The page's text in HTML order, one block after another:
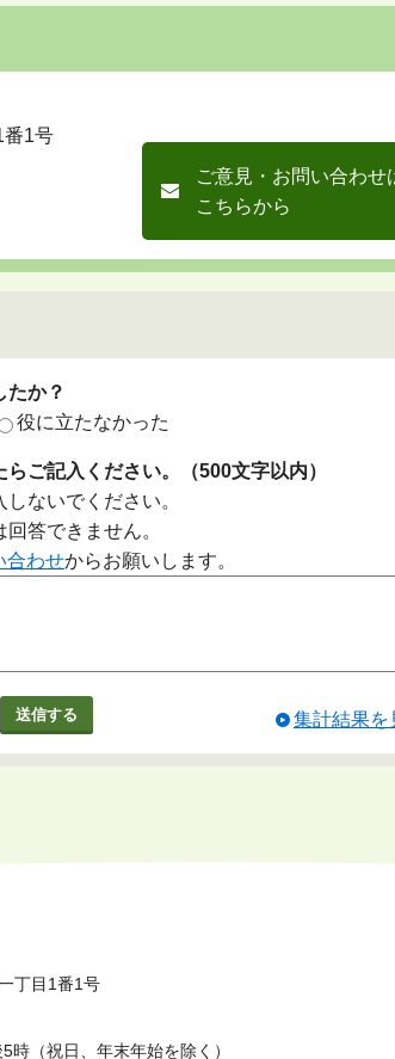
1号
ご意見・お問い合わせ
こちらから
たか？
役に立たなかった
ご記入ください。（500文字以内）
ないでください。
答できません。
合わせからお願いします。
集計結果を
丁目1番1号
時（祝日、年末年始を除く）